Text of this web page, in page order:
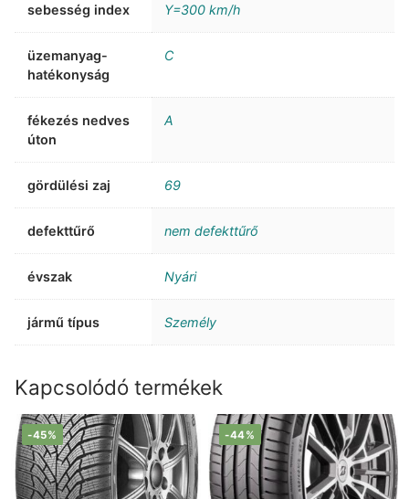
sebesség index Y=300 km/h
üzemanyag-
hatékonyság
C
fékezés nedves
úton
A
gördülési zaj 69
defekttűrő nem defekttűrő
évszak Nyári
jármű típus Személy
Kapcsolódó termékek
-45% -44%